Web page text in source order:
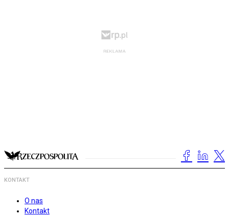
KONTAKT
O nas
Kontakt